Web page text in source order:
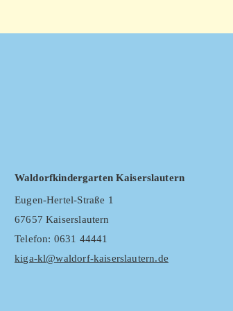
Waldorfkindergarten Kaiserslautern
Eugen-Hertel-Straße 1
67657 Kaiserslautern
Telefon: 0631 44441
kiga-kl@waldorf-kaiserslautern.de